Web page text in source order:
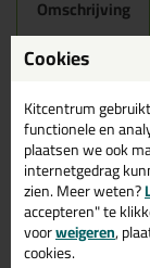
Omschrijving
Zoek je kit in een
Ottoseal S100
voor
welke makkelijk
kleur zoekt met
Ottoseal S100
voorraad en op
Cookies
Kitcentrum
functionele en
plaatsen we ook
internetgedrag
zien. Meer weten?
accepteren" te
voorweigeren,
cookies.